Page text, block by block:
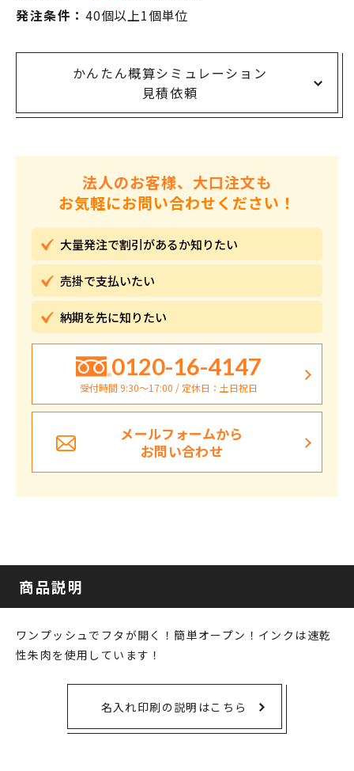
発注条件： 40個以上1個単位
かんたん概算シミュレーション
見積依頼
法人のお客様、大口注文も
お気軽にお問い合わせください！
大量発注で割引があるか知りたい
売掛で支払いたい
納期を先に知りたい
0120-16-4147
受付時間 9:30〜17:00 / 定休日：土日祝日
メールフォームから
お問い合わせ
商品説明
ワンプッシュでフタが開く！簡単オープン！インクは速乾
性朱肉を使用しています！
名入れ印刷の説明はこちら